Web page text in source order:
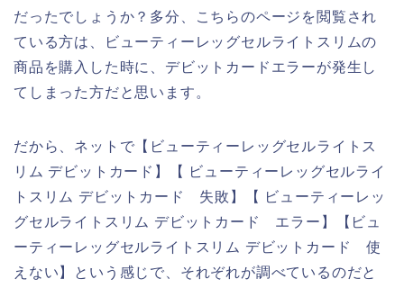
だったでしょうか？多分、こちらのページを閲覧され
ている方は、ビューティーレッグセルライトスリムの
商品を購入した時に、デビットカードエラーが発生し
てしまった方だと思います。
だから、ネットで【ビューティーレッグセルライトス
リム デビットカード】【 ビューティーレッグセルライ
トスリム デビットカード 失敗】【 ビューティーレッ
グセルライトスリム デビットカード エラー】【ビュ
ーティーレッグセルライトスリム デビットカード 使
えない】という感じで、それぞれが調べているのだと